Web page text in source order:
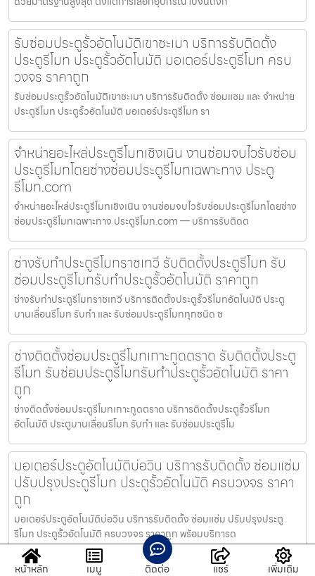
รับซ่อมประตูรั้วอัตโนมัติเขาชะเมา บริการรับติดตั้ง
ประตูรีโมท ประตูรั้วอัตโนมัติ มอเตอร์ประตูรีโมท ครบ
วงจร ราคาถูก
รับซ่อมประตูรั้วอัตโนมัติเขาชะเมา บริการรับติดตั้ง ซ่อมแซม และ จำหน่าย
ประตูรีโมท ประตูรั้วอัตโนมัติ มอเตอร์ประตูรีโมท รา
จำหน่ายอะไหล่ประตูรีโมทเชิงเนิน งานซ่อมจบไวรับซ่อม
ประตูรีโมทโดยช่างซ่อมประตูรีโมทเฉพาะทาง ประตู
รีโมท.com
จำหน่ายอะไหล่ประตูรีโมทเชิงเนิน งานซ่อมจบไวรับซ่อมประตูรีโมทโดยช่าง
ซ่อมประตูรีโมทเฉพาะทาง ประตูรีโมท.com — บริการรับติดต
ช่างรับทำประตูรีโมทราชเทวี รับติดตั้งประตูรีโมท รับ
ซ่อมประตูรีโมทรับทำประตูรั้วอัตโนมัติ ราคาถูก
ช่างรับทำประตูรีโมทราชเทวี บริการติดตั้งประตูรั้วรีโมทอัตโนมัติ ประตู
บานเลื่อนรีโมท รับทำ และ รับซ่อมประตูรีโมททุกชนิด ช
ช่างติดตั้งซ่อมประตูรีโมทเกาะกูดตราด รับติดตั้งประตู
รีโมท รับซ่อมประตูรีโมทรับทำประตูรั้วอัตโนมัติ ราคา
ถูก
ช่างติดตั้งซ่อมประตูรีโมทเกาะกูดตราด บริการติดตั้งประตูรั้วรีโมท
อัตโนมัติ ประตูบานเลื่อนรีโมท รับทำ และ รับซ่อมประตูรีโม
มอเตอร์ประตูอัตโนมัติบ่อวิน บริการรับติดตั้ง ซ่อมแซ่ม
ปรับปรุงประตูรีโมท ประตูรั้วอัตโนมัติ ครบวงจร ราคา
ถูก
มอเตอร์ประตูอัตโนมัติบ่อวิน บริการรับติดตั้ง ซ่อมแซ่ม ปรับปรุงประตู
รีโมท ประตูรั้วอัตโนมัติ ครบวงจร ราคาถูก พร้อมบริการด
หน้าหลัก เมนู ติดต่อ แชร์ เพิ่มเติม